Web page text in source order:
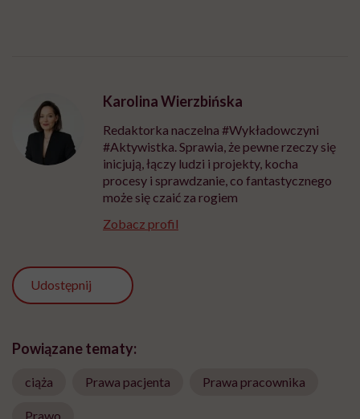
Karolina Wierzbińska
Redaktorka naczelna #Wykładowczyni
#Aktywistka. Sprawia, że pewne rzeczy się
inicjują, łączy ludzi i projekty, kocha
procesy i sprawdzanie, co fantastycznego
może się czaić za rogiem
Zobacz profil
Udostępnij
Powiązane tematy:
ciąża Prawa pacjenta Prawa pracownika
Prawo